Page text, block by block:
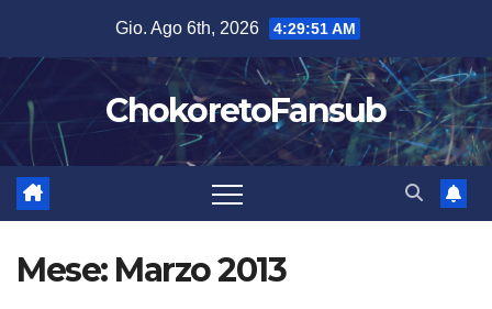
contenuto
Gio. Ago 6th, 2026 4:29:51 AM
ChokoretoFansub
Mese: Marzo 2013